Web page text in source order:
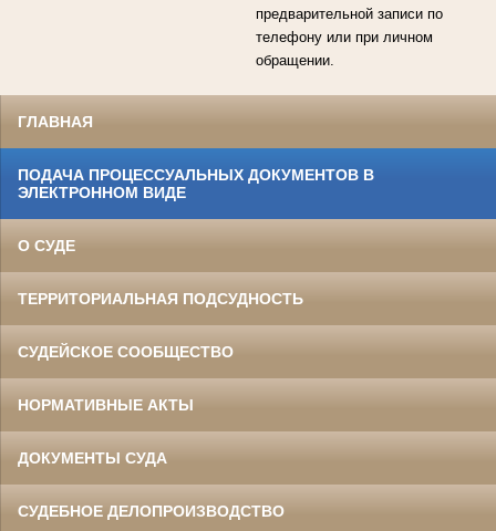
предварительной записи по
телефону или при личном
обращении.
ГЛАВНАЯ
ПОДАЧА ПРОЦЕССУАЛЬНЫХ ДОКУМЕНТОВ В
ЭЛЕКТРОННОМ ВИДЕ
О СУДЕ
ТЕРРИТОРИАЛЬНАЯ ПОДСУДНОСТЬ
СУДЕЙСКОЕ СООБЩЕСТВО
НОРМАТИВНЫЕ АКТЫ
ДОКУМЕНТЫ СУДА
СУДЕБНОЕ ДЕЛОПРОИЗВОДСТВО